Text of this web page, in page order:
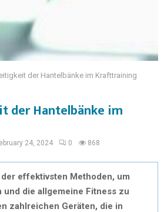
der Hantelbänke im Krafttraining
der Hantelbänke im
24, 2024 0 868
effektivsten Methoden, um
und die allgemeine Fitness zu
zahlreichen Geräten, die in